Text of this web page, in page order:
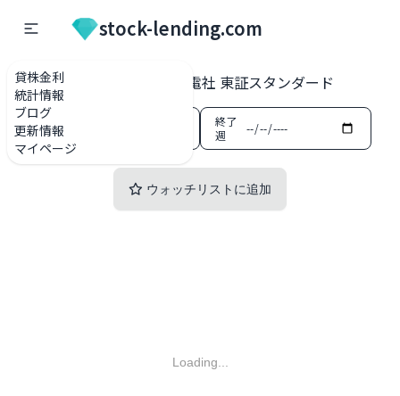
貸株金利
統計情報
ブログ
更新情報
マイページ
stock-lending.com
貸株金利一覧 1948 弘電社 東証スタンダード
開始
週
終了
週
ウォッチリストに追加
Loading...